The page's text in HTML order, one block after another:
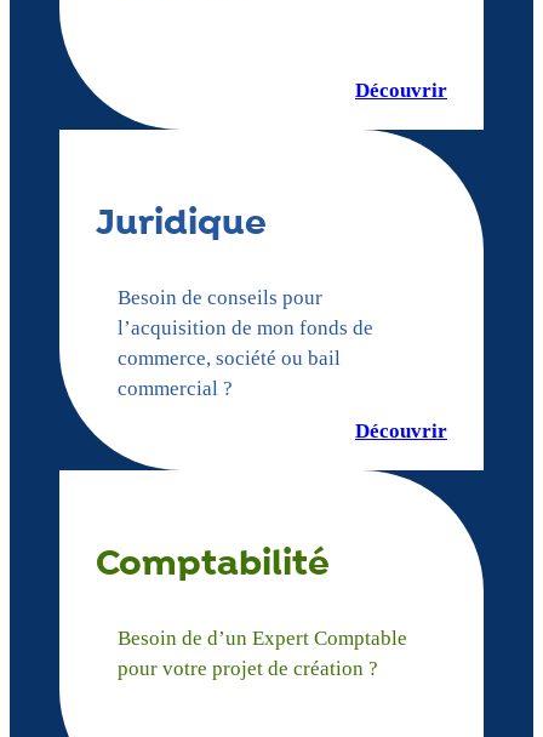
Découvrir
Juridique
Besoin de conseils pour
l’acquisition de mon fonds de
commerce, société ou bail
commercial ?
Découvrir
Comptabilité
Besoin de d’un Expert Comptable
pour votre projet de création ?